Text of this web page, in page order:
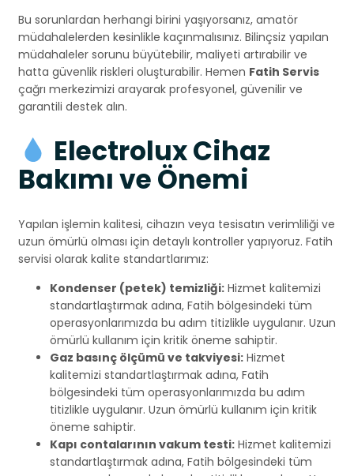
Bu sorunlardan herhangi birini yaşıyorsanız, amatör
müdahalelerden kesinlikle kaçınmalısınız. Bilinçsiz yapılan
müdahaleler sorunu büyütebilir, maliyeti artırabilir ve
hatta güvenlik riskleri oluşturabilir. Hemen Fatih Servis
çağrı merkezimizi arayarak profesyonel, güvenilir ve
garantili destek alın.
Electrolux Cihaz
Bakımı ve Önemi
Yapılan işlemin kalitesi, cihazın veya tesisatın verimliliği ve
uzun ömürlü olması için detaylı kontroller yapıyoruz. Fatih
servisi olarak kalite standartlarımız:
Kondenser (petek) temizliği: Hizmet kalitemizi
standartlaştırmak adına, Fatih bölgesindeki tüm
operasyonlarımızda bu adım titizlikle uygulanır. Uzun
ömürlü kullanım için kritik öneme sahiptir.
Gaz basınç ölçümü ve takviyesi: Hizmet
kalitemizi standartlaştırmak adına, Fatih
bölgesindeki tüm operasyonlarımızda bu adım
titizlikle uygulanır. Uzun ömürlü kullanım için kritik
öneme sahiptir.
Kapı contalarının vakum testi: Hizmet kalitemizi
standartlaştırmak adına, Fatih bölgesindeki tüm